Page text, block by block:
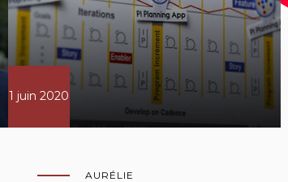
1 juin 2020
AURÉLIE